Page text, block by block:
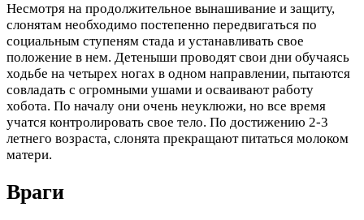
Несмотря на продолжительное вынашивание и защиту,
слонятам необходимо постепенно передвигаться по
социальным ступеням стада и устанавливать свое
положение в нем. Детеныши проводят свои дни обучаясь
ходьбе на четырех ногах в одном направлении, пытаются
совладать с огромными ушами и осваивают работу
хобота. По началу они очень неуклюжи, но все время
учатся контролировать свое тело. По достижению 2-3
летнего возраста, слонята прекращают питаться молоком
матери.
Враги